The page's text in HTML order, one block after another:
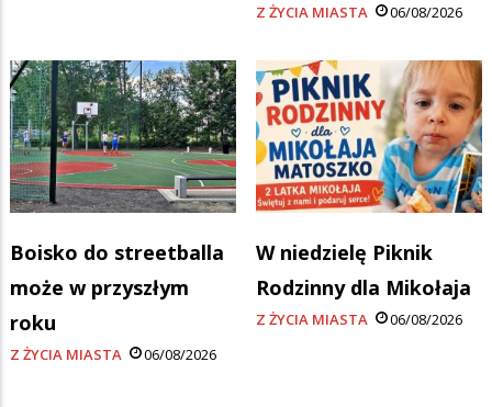
Z ŻYCIA MIASTA 06/08/2026
Boisko do streetballa
może w przyszłym
roku
Z ŻYCIA MIASTA 06/08/2026
W niedzielę Piknik
Rodzinny dla Mikołaja
Z ŻYCIA MIASTA 06/08/2026